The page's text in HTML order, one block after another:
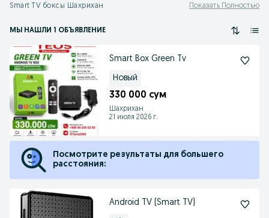
Smart TV боксы Шахрихан Показать Полностью
МЫ НАШЛИ 1 ОБЪЯВЛЕНИЕ
Smart Box Green Tv
Новый
330 000 сум
Шахрихан
21 июля 2026 г.
Посмотрите результаты для большего
расстояния:
Android TV (Smart TV)